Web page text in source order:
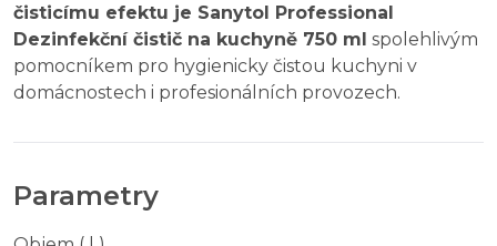
čisticímu efektu je Sanytol Professional
Dezinfekční čistič na kuchyně 750 ml spolehlivým
pomocníkem pro hygienicky čistou kuchyni v
domácnostech i profesionálních provozech.
Parametry